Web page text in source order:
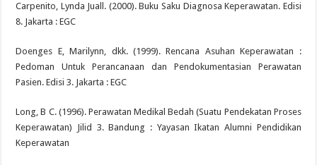
Carpenito, Lynda Juall. (2000). Buku Saku Diagnosa Keperawatan. Edisi
8. Jakarta : EGC
Doenges E, Marilynn, dkk. (1999). Rencana Asuhan Keperawatan :
Pedoman Untuk Perancanaan dan Pendokumentasian Perawatan
Pasien. Edisi 3. Jakarta : EGC
Long, B C. (1996). Perawatan Medikal Bedah (Suatu Pendekatan Proses
Keperawatan) Jilid 3. Bandung : Yayasan Ikatan Alumni Pendidikan
Keperawatan